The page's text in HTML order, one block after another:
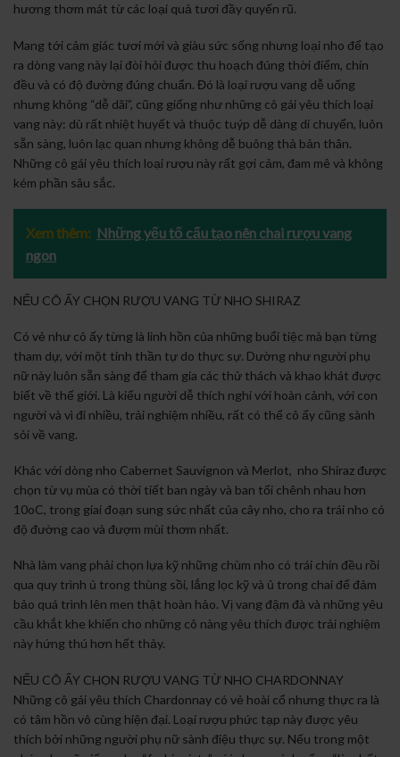
hương thơm mát từ các loại quả tươi đầy quyến rũ.
Mang tới cảm giác tươi mới và giàu sức sống nhưng loại nho để tạo
ra dòng vang này lại đòi hỏi được thu hoạch đúng thời điểm, chín
đều và có độ đường đúng chuẩn. Đó là loại rượu vang dễ uống
nhưng không “dễ dãi”, cũng giống như những cô gái yêu thích loại
vang này: dù rất nhiệt huyết và thuộc tuýp dễ dàng di chuyển, luôn
sẵn sàng, luôn lạc quan nhưng không dễ buông thả bản thân.
Những cô gái yêu thích loại rượu này rất gợi cảm, đam mê và không
kém phần sâu sắc.
Xem thêm: Những yếu tố cấu tạo nên chai rượu vang
ngon
NẾU CÔ ẤY CHỌN RƯỢU VANG TỪ NHO SHIRAZ
Có vẻ như cô ấy từng là linh hồn của những buổi tiệc mà bạn từng
tham dự, với một tinh thần tự do thực sự. Dường như người phụ
nữ này luôn sẵn sàng để tham gia các thử thách và khao khát được
biết về thế giới. Là kiểu người dễ thích nghi với hoàn cảnh, với con
người và vì đi nhiều, trải nghiệm nhiều, rất có thể cô ấy cũng sành
sỏi về vang.
Khác với dòng nho Cabernet Sauvignon và Merlot, nho Shiraz được
chọn từ vụ mùa có thời tiết ban ngày và ban tối chênh nhau hơn
10oC, trong giai đoạn sung sức nhất của cây nho, cho ra trái nho có
độ đường cao và đượm mùi thơm nhất.
Nhà làm vang phải chọn lựa kỹ những chùm nho có trái chín đều rồi
qua quy trình ủ trong thùng sồi, lắng lọc kỹ và ủ trong chai để đảm
bảo quá trình lên men thật hoàn hảo. Vị vang đậm đà và những yêu
cầu khắt khe khiến cho những cô nàng yêu thích được trải nghiệm
này hứng thú hơn hết thảy.
NẾU CÔ ẤY CHỌN RƯỢU VANG TỪ NHO CHARDONNAY
Những cô gái yêu thích Chardonnay có vẻ hoài cổ nhưng thực ra là
có tâm hồn vô cùng hiện đại. Loại rượu phức tạp này được yêu
thích bởi những người phụ nữ sành điệu thực sự. Nếu trong một